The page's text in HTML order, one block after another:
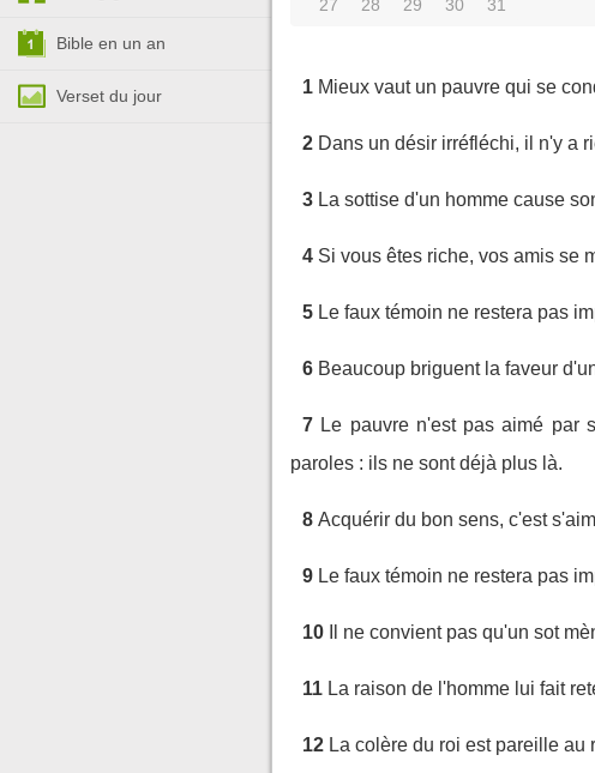
Bible en un an
Verset du jour
27 28 29 30 31
1 Mieux vaut un pauvre qui se
2 Dans un désir irréfléchi, il n'y a
3 La sottise d'un homme cause
4 Si vous êtes riche, vos amis se
5 Le faux témoin ne restera pas
6 Beaucoup briguent la faveur
7 Le pauvre n'est pas aimé par
paroles : ils ne sont déjà plus là.
8 Acquérir du bon sens, c'est
9 Le faux témoin ne restera pas
10 Il ne convient pas qu'un sot
11 La raison de l'homme lui fait
12 La colère du roi est pareille